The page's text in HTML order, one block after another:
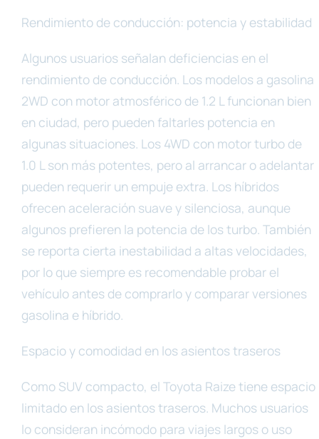
Rendimiento de conducción: potencia y estabilidad
Algunos usuarios señalan deficiencias en el
rendimiento de conducción. Los modelos a gasolina
2WD con motor atmosférico de 1.2 L funcionan bien
en ciudad, pero pueden faltarles potencia en
algunas situaciones. Los 4WD con motor turbo de
1.0 L son más potentes, pero al arrancar o adelantar
pueden requerir un empuje extra. Los híbridos
ofrecen aceleración suave y silenciosa, aunque
algunos prefieren la potencia de los turbo. También
se reporta cierta inestabilidad a altas velocidades,
por lo que siempre es recomendable probar el
vehículo antes de comprarlo y comparar versiones
gasolina e híbrido.
Espacio y comodidad en los asientos traseros
Como SUV compacto, el Toyota Raize tiene espacio
limitado en los asientos traseros. Muchos usuarios
lo consideran incómodo para viajes largos o uso